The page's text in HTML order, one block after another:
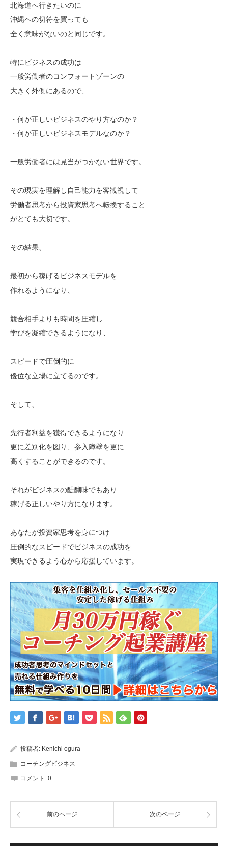
北海道へ行きたいのに
沖縄への切符を買っても
全く意味がないのと同じです。
特にビジネスの成功は
一般労働者のコンフォートゾーンの
大きく外側にあるので、
・何が正しいビジネスのやり方なのか？
・何が正しいビジネスモデルなのか？
一般労働者には見当がつかない世界です。
その現実を理解し自己能力を客観視して
労働者思考から投資家思考へ転換すること
がとても大切です。
その結果、
最初から稼げるビジネスモデルを
作れるようになり、
競合相手よりも時間を圧縮し
学びを凝縮できるようになり、
スピードで圧倒的に
優位な立場に立てるのです。
そして、
先行者利益を獲得できるようになり
更に差別化を図り、参入障壁を更に
高くすることができるのです。
それがビジネスの醍醐味でもあり
稼げる正しいやり方になります。
あなたが投資家思考を身につけ
圧倒的なスピードでビジネスの成功を
実現できるよう心から応援しています。
投稿者: Kenichi ogura
コーチングビジネス
コメント: 0
前のページ 次のページ